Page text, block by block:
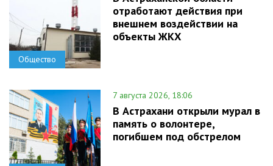
Общество
отработают действия при
внешнем воздействии на
объекты ЖКХ
7 августа 2026, 18:06
В Астрахани открыли мурал в
память о волонтере,
погибшем под обстрелом